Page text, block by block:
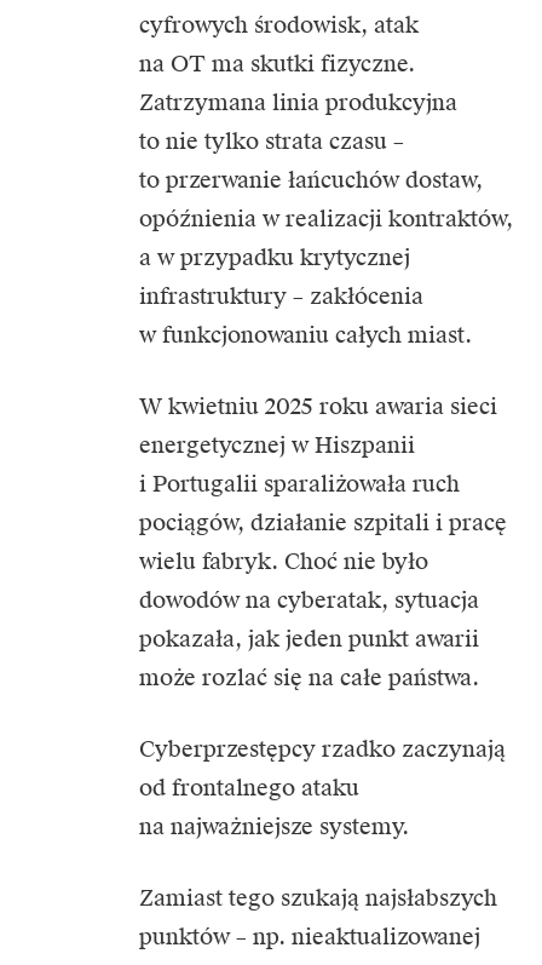
cyfrowych środowisk, atak
na OT ma skutki fizyczne.
Zatrzymana linia produkcyjna
to nie tylko strata czasu –
to przerwanie łańcuchów dostaw,
opóźnienia w realizacji kontraktów,
a w przypadku krytycznej
infrastruktury – zakłócenia
w funkcjonowaniu całych miast.
W kwietniu 2025 roku awaria sieci
energetycznej w Hiszpanii
i Portugalii sparaliżowała ruch
pociągów, działanie szpitali i pracę
wielu fabryk. Choć nie było
dowodów na cyberatak, sytuacja
pokazała, jak jeden punkt awarii
może rozlać się na całe państwa.
Cyberprzestępcy rzadko zaczynają
od frontalnego ataku
na najważniejsze systemy.
Zamiast tego szukają najsłabszych
punktów – np. nieaktualizowanej